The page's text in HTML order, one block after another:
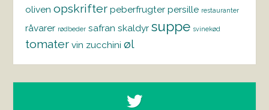
oliven opskrifter peberfrugter persille restauranter
råvarer rødbeder safran skaldyr suppe svinekød
tomater vin zucchini øl